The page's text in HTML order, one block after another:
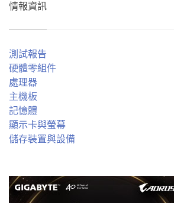
情報資訊
測試報告
硬體零組件
處理器
主機板
記憶體
顯示卡與螢幕
儲存裝置與設備